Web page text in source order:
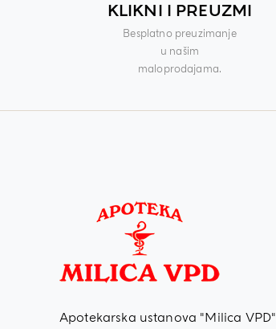
KLIKNI I PREUZMI
Besplatno preuzimanje
u našim
maloprodajama.
Apotekarska ustanova "Milica VPD"